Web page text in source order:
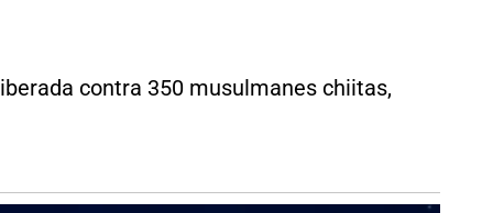
contra 350 musulmanes chiitas,